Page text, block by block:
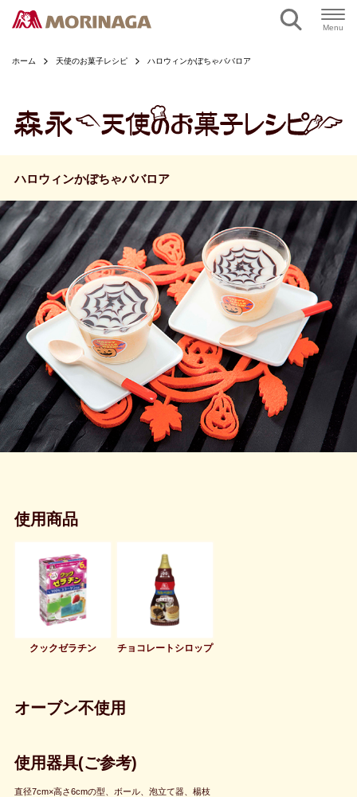
Menu
ホーム 天使のお菓子レシピ ハロウィンかぼちゃババロア
ハロウィンかぼちゃババロア
使用商品
クックゼラチン チョコレートシロップ
オーブン不使用
使用器具(ご参考)
直径7cm×高さ6cmの型、ボール、泡立て器、楊枝